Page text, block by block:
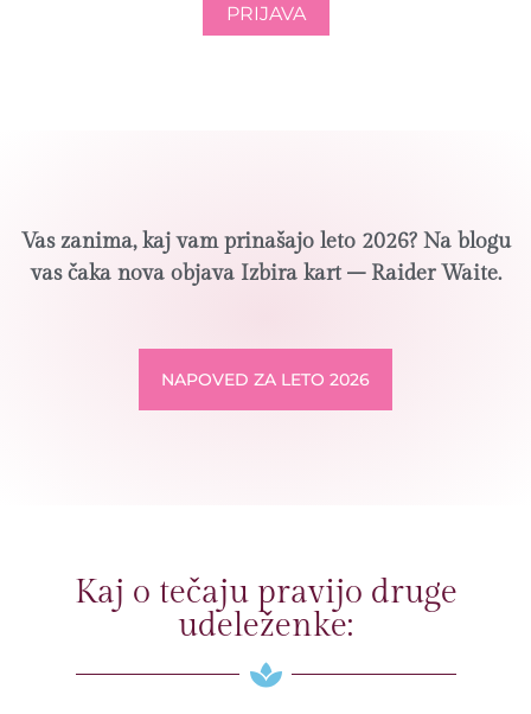
PRIJAVA
Vas zanima, kaj vam prinašajo leto 2026? Na blogu
vas čaka nova objava Izbira kart – Raider Waite.
NAPOVED ZA LETO 2026
Kaj o tečaju pravijo druge
udeleženke: